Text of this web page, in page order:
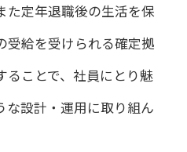
た定年退職後の生活を保
受給を受けられる確定拠
ることで、社員にとり魅
な設計・運用に取り組ん